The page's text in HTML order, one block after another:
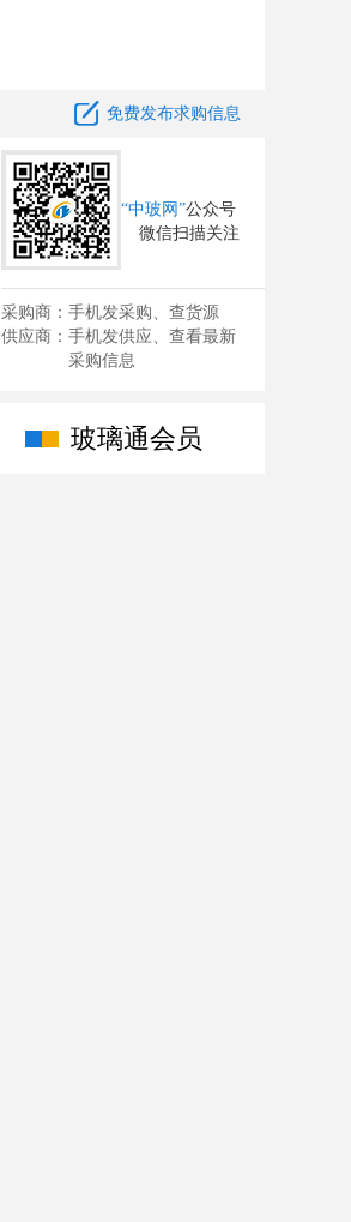
 免费发布求购信息
“中玻网”公众号
微信扫描关注
采购商：手机发采购、查货源
供应商：手机发供应、查看最新
采购信息
玻璃通会员